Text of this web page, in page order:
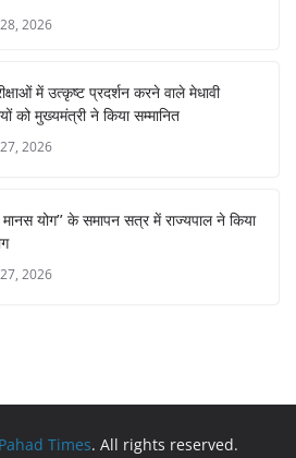
2026
में उत्कृष्ट प्रदर्शन करने वाले मेधावी
को मुख्यमंत्री ने किया सम्मानित
2026
मानस योग’’ के समापन सत्र में राज्यपाल ने किया
2026
Pahad Times. All rights reserved.